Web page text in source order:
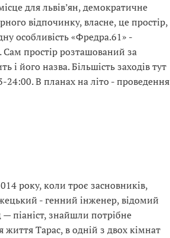
для львів’ян, демократичне
відпочинку, власне, це простір,
особливість «Фредра.61» -
Сам простір розташований за
і його назва. Більшість заходів тут
В планах на літо - проведення
року, коли троє засновників,
- генний інженер, відомий
піаніст, знайшли потрібне
Тарас, в одній з двох кімнат